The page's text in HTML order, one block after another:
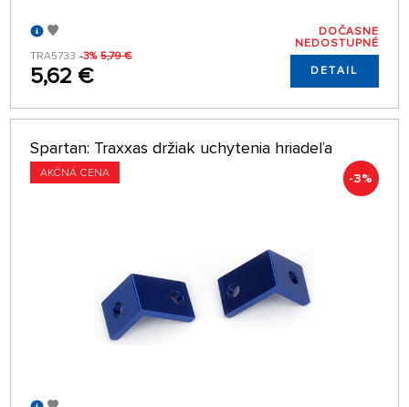
TRA5733 -3% 5,79 €
5,62 €
DOČASNE
NEDOSTUPNÉ
DETAIL
Spartan: Traxxas držiak uchytenia hriadeľa
AKČNÁ CENA -3%